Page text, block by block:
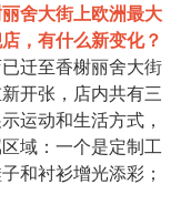
舍大街上欧洲最大
，有什么新变化？
迁至香榭丽舍大街
开张，店内共有三
运动和生活方式，
域：一个是定制工
和衬衫增光添彩；